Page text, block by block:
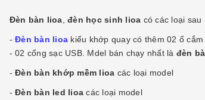
Đèn bàn lioa đèn học sinh lioa có các loại sau
- Đèn bàn lioa kiểu khớp quay có thêm 02 ổ
- 02 cổng sạc USB. Mdel bán chạy nhất là đèn
- Đèn bàn khớp mềm lioa các loại model
- Đèn bàn led lioa các loại model